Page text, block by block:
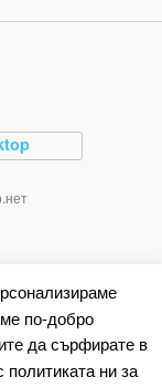
по-добро
да сърфирате в
ни за